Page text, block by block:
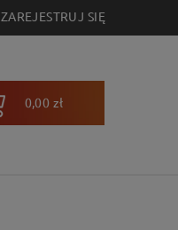
ZAREJESTRUJ SIĘ
0,00 zł